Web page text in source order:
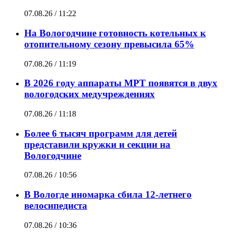
07.08.26 / 11:22
На Вологодчине готовность котельных к
отопительному сезону превысила 65%
07.08.26 / 11:19
В 2026 году аппараты МРТ появятся в двух
вологодских медучреждениях
07.08.26 / 11:18
Более 6 тысяч программ для детей
представили кружки и секции на
Вологодчине
07.08.26 / 10:56
В Вологде иномарка сбила 12-летнего
велосипедиста
07.08.26 / 10:36